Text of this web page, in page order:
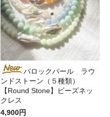
バロックパール ラウ
ンドストーン（５種類）
【Round Stone】ビーズネッ
クレス
4,900円